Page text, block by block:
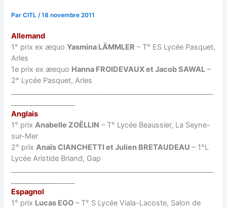
ParCITL/18 novembre 2011
Allemand
1° prix ex æquoYasmina LÄMMLER – T° ES Lycée Pasquet,
Arles
1e prix ex æequo Hanna FROIDEVAUX et Jacob SAWAL –
2° Lycée Pasquet, Arles
Anglais
1° prixAnabelle ZOËLLIN – T° Lycée Beaussier, La Seyne-
sur-Mer
2° prixAnaïs CIANCHETTI et Julien BRETAUDEAU – 1°L
Lycée Aristide Briand, Gap
Espagnol
1° prix Lucas EGO – T° S Lycée Viala-Lacoste, Salon de